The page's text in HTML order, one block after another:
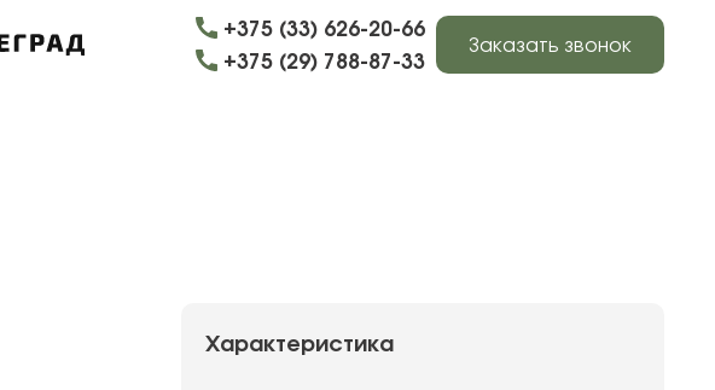
+375 (33) 626-20-66
+375 (29) 788-87-33
Заказать звонок
Характеристика